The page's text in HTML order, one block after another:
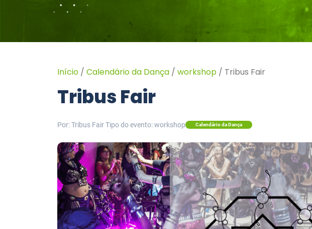
Início / Calendário da Dança / workshop / Tribus Fair
Tribus Fair
Por: Tribus FairTipo do evento: workshop Calendário da Dança